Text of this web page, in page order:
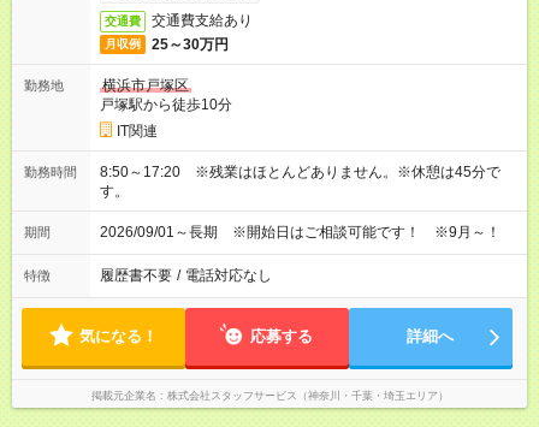
交通費 交通費支給あり
月収例 25～30万円
勤務地
横浜市戸塚区
戸塚駅から徒歩10分
IT関連
勤務時間
8:50～17:20 ※残業はほとんどありません。※休憩は45分で
す。
期間 2026/09/01～長期 ※開始日はご相談可能です！ ※9月～！
特徴 履歴書不要 / 電話対応なし
気になる！ 応募する 詳細へ
掲載元企業名 株式会社スタッフサービス（神奈川・千葉・埼玉エリア）